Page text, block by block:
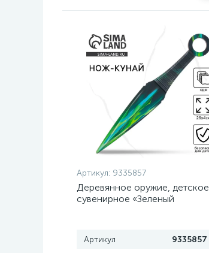
Артикул: 9335857
Деревянное оружие, детское
сувенирное «Зеленый
Артикул
9335857